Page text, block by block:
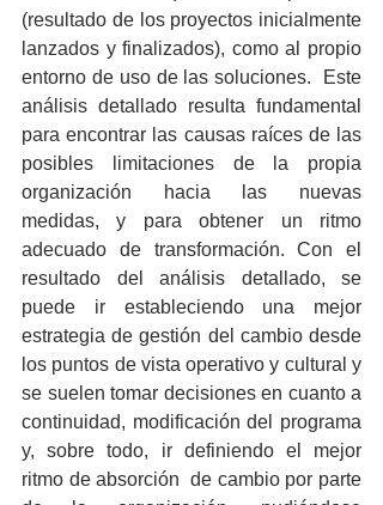
(resultado de los proyectos inicialmente
lanzados y finalizados), como al propio
entorno de uso de las soluciones.  Este
análisis detallado resulta fundamental
para encontrar las causas raíces de las
posibles limitaciones de la propia
organización hacia las nuevas
medidas, y para obtener un ritmo
adecuado de transformación. Con el
resultado del análisis detallado, se
puede ir estableciendo una mejor
estrategia de gestión del cambio desde
los puntos de vista operativo y cultural y
se suelen tomar decisiones en cuanto a
continuidad, modificación del programa
y, sobre todo, ir definiendo el mejor
ritmo de absorción  de cambio por parte